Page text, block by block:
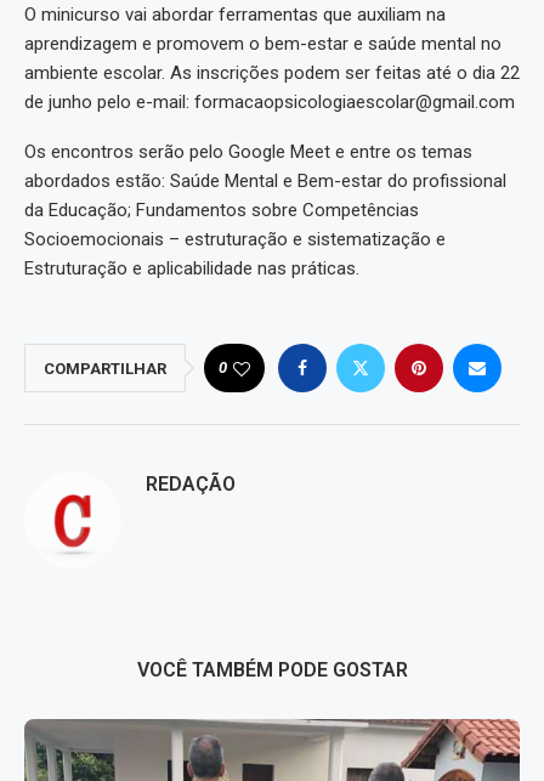
O minicurso vai abordar ferramentas que auxiliam na
aprendizagem e promovem o bem-estar e saúde mental no
ambiente escolar. As inscrições podem ser feitas até o dia 22
de junho pelo e-mail: formacaopsicologiaescolar@gmail.com
Os encontros serão pelo Google Meet e entre os temas
abordados estão: Saúde Mental e Bem-estar do profissional
da Educação; Fundamentos sobre Competências
Socioemocionais – estruturação e sistematização e
Estruturação e aplicabilidade nas práticas.
COMPARTILHAR 0
REDAÇÃO
VOCÊ TAMBÉM PODE GOSTAR